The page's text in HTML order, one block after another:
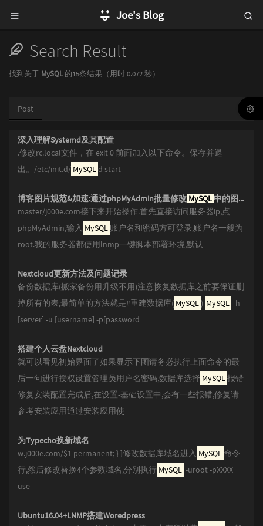
Joe's Blog
Search Result
找到关于 MySQL的15条结果（用时 0.072 秒）
Post
深入理解Systemd及其配置
.修改rc.local文件，在 exit 0 前面加入以下命令。保存并退
出。/etc/init.d/ MySQLd start
博客图片规范&加速:通过phpMyAdmin批量修改 MySQL中的图片链接并用jsDelivr加速
master/j000e.com接下来开始操作.首先直接访问服务器ip,点
phpMyAdmin,输入 MySQL 账户名和密码方可登录,账户名一般为
root.我的服务器都使用lnmp一键脚本部署环境,默认
Nextcloud更新方法及问题记录
备份数据库(搬家备份用升级不用)注意恢复数据库之前要保证删
掉所有的表,最简单的方法就是#重建数据库( MySQL ) MySQL -h
[server] -u [username] -p[password
搭建个人云盘Nextcloud
就可以看见初始界面了如果显示下图请务必执行上面命令的最
后一句进行授权设置管理员用户名密码,数据库选择 MySQL报错
修复安装配置完成后,在设置-基础设置中,会有一些报错,修复请
参考安装应用通过安装应用使
为Typecho换新域名
w.j000e.com/$1 permanent; } }修改数据库域名进入 MySQL命令
行,然后修改替换4个参数域名,分别执行 MySQL -uroot -pXXXX
use
Ubuntu16.04+LNMP搭建Woredpress